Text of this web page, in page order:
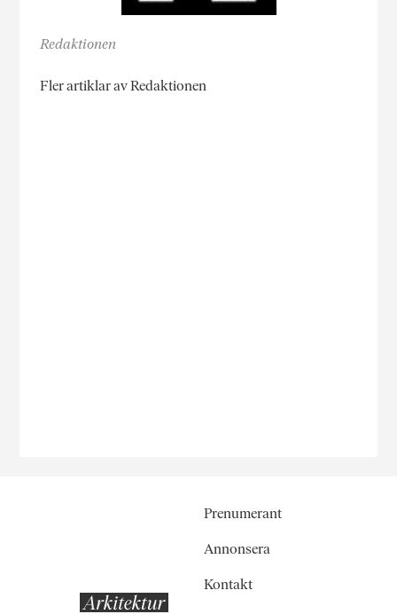
Redaktionen
Fler artiklar av Redaktionen
Prenumerant
Annonsera
Kontakt